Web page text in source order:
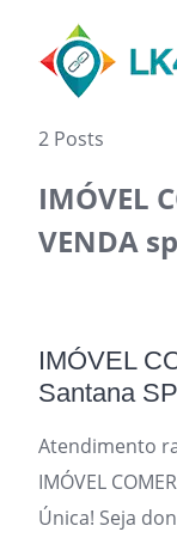
content
2 Posts
IMÓVEL
VENDA sp
IMÓVEL
Santana SP
Atendimento
IMÓVEL
Única! Seja